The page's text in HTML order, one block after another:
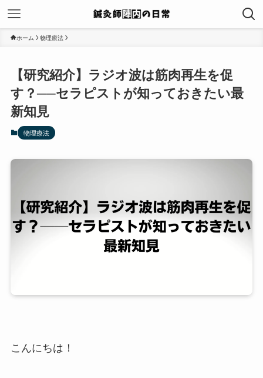
ホーム 物理療法
【研究紹介】ラジオ波は筋肉再生を促
す？──セラピストが知っておきたい最
新知見
物理療法
こんにちは！